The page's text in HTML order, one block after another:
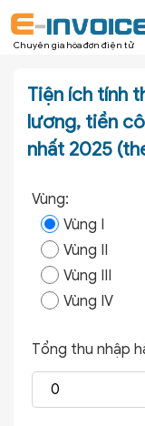
Chuyên gia hóa đơn điện tử
Tiện ích tính
lương, tiền
nhất 2025
Vùng:
Vùng I
Vùng II
Vùng III
Vùng IV
Tổng thu nhập